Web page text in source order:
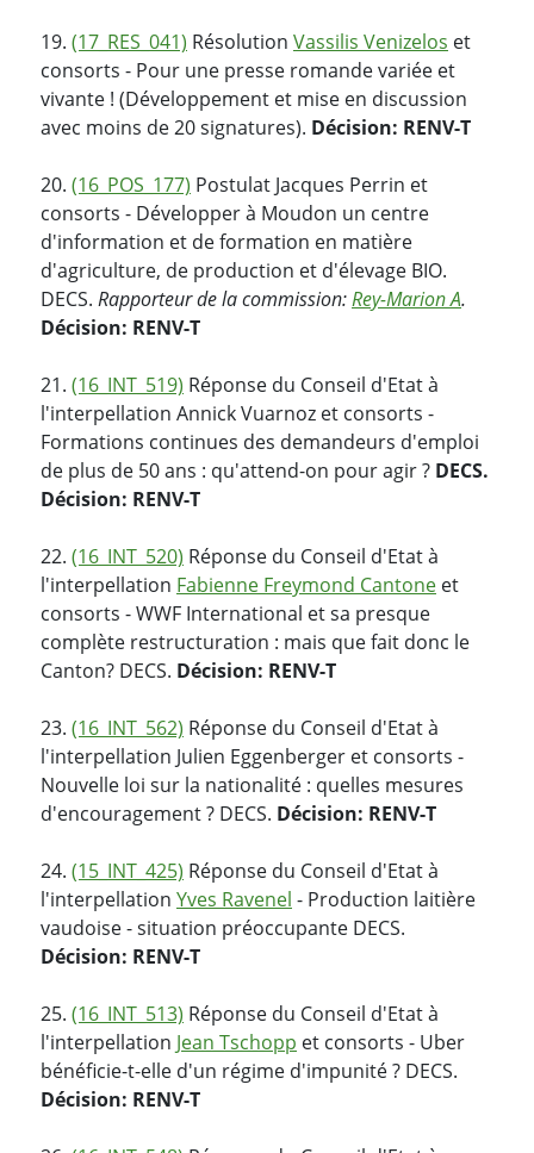
19. (17_RES_041) Résolution Vassilis Venizelos et
consorts - Pour une presse romande variée et
vivante ! (Développement et mise en discussion
avec moins de 20 signatures). Décision: RENV-T
20. (16_POS_177) Postulat Jacques Perrin et
consorts - Développer à Moudon un centre
d'information et de formation en matière
d'agriculture, de production et d'élevage BIO.
DECS. Rapporteur de la commission:Rey-Marion A.
Décision: RENV-T
21. (16_INT_519) Réponse du Conseil d'Etat à
l'interpellation Annick Vuarnoz et consorts -
Formations continues des demandeurs d'emploi
de plus de 50 ans : qu'attend-on pour agir ? DECS.
Décision: RENV-T
22. (16_INT_520) Réponse du Conseil d'Etat à
l'interpellation Fabienne Freymond Cantone et
consorts - WWF International et sa presque
complète restructuration : mais que fait donc le
Canton? DECS. Décision: RENV-T
23. (16_INT_562) Réponse du Conseil d'Etat à
l'interpellation Julien Eggenberger et consorts -
Nouvelle loi sur la nationalité : quelles mesures
d'encouragement ? DECS. Décision: RENV-T
24. (15_INT_425) Réponse du Conseil d'Etat à
l'interpellation Yves Ravenel - Production laitière
vaudoise - situation préoccupante DECS.
Décision: RENV-T
25. (16_INT_513) Réponse du Conseil d'Etat à
l'interpellation Jean Tschopp et consorts - Uber
bénéficie-t-elle d'un régime d'impunité ? DECS.
Décision: RENV-T